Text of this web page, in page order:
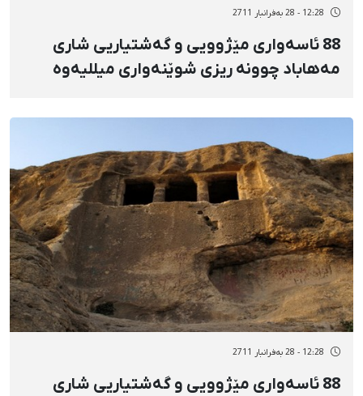
12:28 - 28 بەفرانبار 2711
88 ئاسەواری مێژوویی و گەشتیاریی شاری
مەهاباد چوونە ریزی شوێنەواری میللیەوە
12:28 - 28 بەفرانبار 2711
88 ئاسەواری مێژوویی و گەشتیاریی شاری